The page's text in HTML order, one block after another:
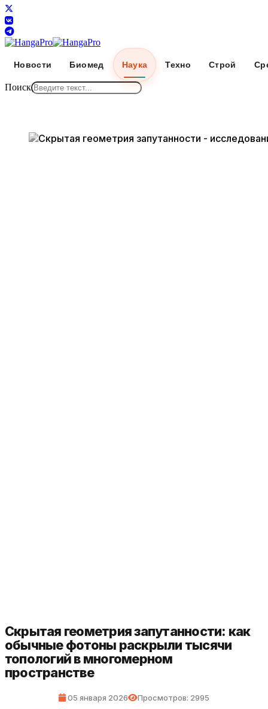
Новости Биомед Наука Техно Строй
Поиск
Скрытая геометрия запутанности: как
обычные фотоны раскрыли тысячи
топологий в многомерном
пространстве
05 января 2026 Просмотров: 2995